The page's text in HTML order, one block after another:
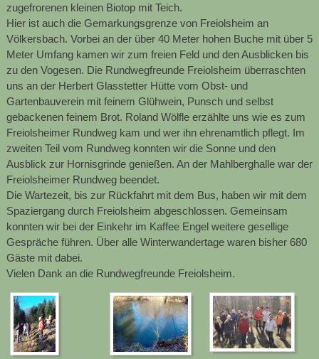
zugefrorenen kleinen Biotop mit Teich.
Hier ist auch die Gemarkungsgrenze von Freiolsheim an
Völkersbach. Vorbei an der über 40 Meter hohen Buche mit über 5
Meter Umfang kamen wir zum freien Feld und den Ausblicken bis
zu den Vogesen. Die Rundwegfreunde Freiolsheim überraschten
uns an der Herbert Glasstetter Hütte vom Obst- und
Gartenbauverein mit feinem Glühwein, Punsch und selbst
gebackenen feinem Brot. Roland Wölfle erzählte uns wie es zum
Freiolsheimer Rundweg kam und wer ihn ehrenamtlich pflegt. Im
zweiten Teil vom Rundweg konnten wir die Sonne und den
Ausblick zur Hornisgrinde genießen. An der Mahlberghalle war der
Freiolsheimer Rundweg beendet.
Die Wartezeit, bis zur Rückfahrt mit dem Bus, haben wir mit dem
Spaziergang durch Freiolsheim abgeschlossen. Gemeinsam
konnten wir bei der Einkehr im Kaffee Engel weitere gesellige
Gespräche führen. Über alle Winterwandertage waren bisher 680
Gäste mit dabei.
Vielen Dank an die Rundwegfreunde Freiolsheim.